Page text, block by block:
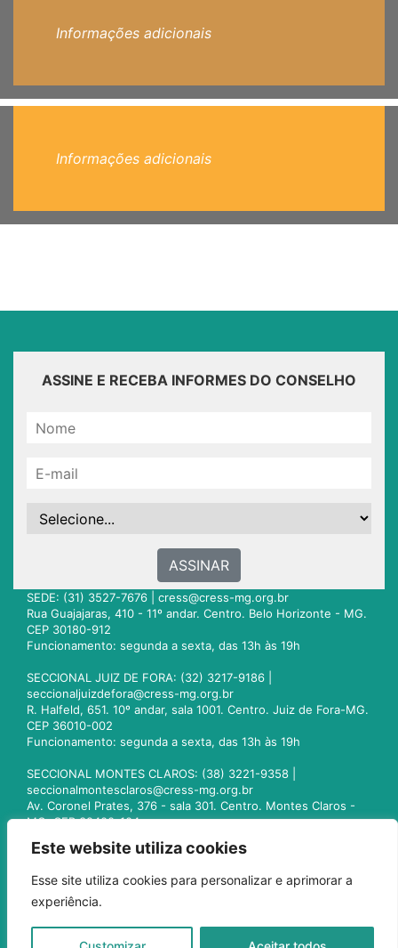
Este website utiliza cookies
Esse site utiliza cookies para personalizar e aprimorar a
experiência.
Informações adicionais
Informações adicionais
ASSINE E RECEBA INFORMES DO CONSELHO
ASSINAR
SEDE: (31) 3527-7676 | cress@cress-mg.org.br
Rua Guajajaras, 410 - 11º andar. Centro. Belo Horizonte - MG.
CEP 30180-912
Funcionamento: segunda a sexta, das 13h às 19h
SECCIONAL JUIZ DE FORA: (32) 3217-9186 |
seccionaljuizdefora@cress-mg.org.br
R. Halfeld, 651. 10º andar, sala 1001. Centro. Juiz de Fora-MG.
CEP 36010-002
Funcionamento: segunda a sexta, das 13h às 19h
SECCIONAL MONTES CLAROS: (38) 3221-9358 |
seccionalmontesclaros@cress-mg.org.br
Av. Coronel Prates, 376 - sala 301. Centro. Montes Claros -
MG. CEP 39400-104
seccionaluberlandia@cress-mg.org.br
Av. Afonso Pena, 547 - sala 101. Uberlândia - MG. CEP